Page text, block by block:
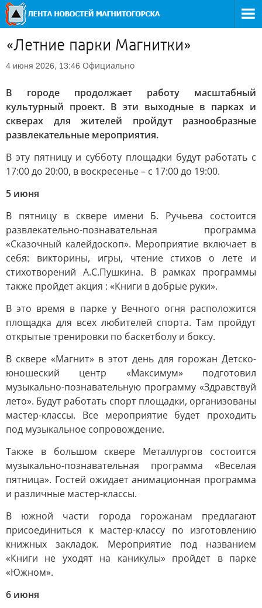
«Летние парки Магнитки»
4 июня 2026, 13:46 Официально
В городе продолжает работу масштабный
культурный проект. В эти выходные в парках и
скверах для жителей пройдут разнообразные
развлекательные мероприятия.
В эту пятницу и субботу площадки будут работать с
17:00 до 20:00, в воскресенье – с 17:00 до 19:00.
5 июня
В пятницу в сквере имени Б. Ручьева состоится
развлекательно-познавательная программа
«Сказочный калейдоскоп». Мероприятие включает в
себя: викторины, игры, чтение стихов о лете и
стихотворений А.С.Пушкина. В рамках программы
также пройдет акция : «Книги в добрые руки».
В это время в парке у Вечного огня расположится
площадка для всех любителей спорта. Там пройдут
открытые тренировки по баскетболу и боксу.
В сквере «Магнит» в этот день для горожан Детско-
юношеский центр «Максимум» подготовил
музыкально-познавательную программу «Здравствуй
лето». Будут работать спорт площадки, организованы
мастер-классы. Все мероприятие будет проходить
под музыкальное сопровождение.
Также в большом сквере Металлургов состоится
музыкально-познавательная программа «Веселая
пятница». Гостей ожидает анимационная программа
и различные мастер-классы.
В южной части города горожанам предлагают
присоединиться к мастер-классу по изготовлению
книжных закладок. Мероприятие под названием
«Книги не уходят на каникулы» пройдет в парке
«Южном».
6 июня